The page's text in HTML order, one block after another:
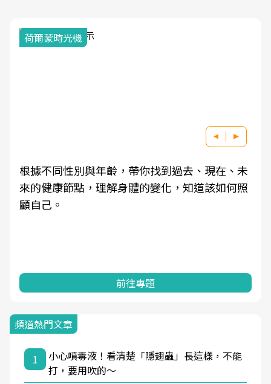
荷爾蒙時光機
根據不同性別與年齡，帶你找到過去、現在、未
來的健康節點，理解身體的變化，知道該如何照
顧自己。
前往專題
頻道熱門文章
1
小心噴毒液！看清楚「隱翅蟲」長這樣，不能
打，要用吹的～